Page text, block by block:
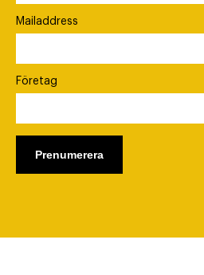
Mailaddress
Företag